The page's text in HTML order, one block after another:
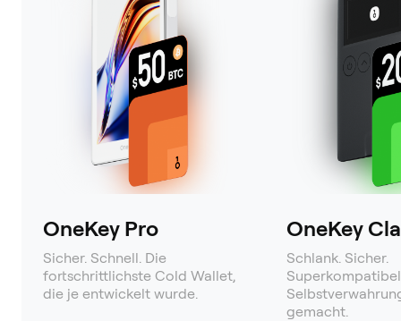
OneKey Pro
Sicher. Schnell. Die
fortschrittlichste Cold Wallet,
die je entwickelt wurde.
OneKey
Schlank. Sicher.
gemacht.